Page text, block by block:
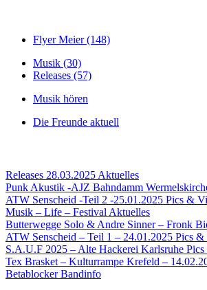
Flyer Meier (148)
Musik (30)
Releases (57)
Musik hören
Die Freunde aktuell
Releases 28.03.2025 Aktuelles
Punk Akustik -AJZ Bahndamm
ATW Senscheid -Teil 2 -25.01.2025 Pics &
Musik – Life – Festival Aktuelles
Butterwegge Solo & Andre Sinner – Fronk
ATW Senscheid – Teil 1 – 24.01.2025 Pics &
S.A.U.F 2025 – Alte Hackerei Karlsruhe
Tex Brasket – Kulturrampe Krefeld –
Betablocker Bandinfo